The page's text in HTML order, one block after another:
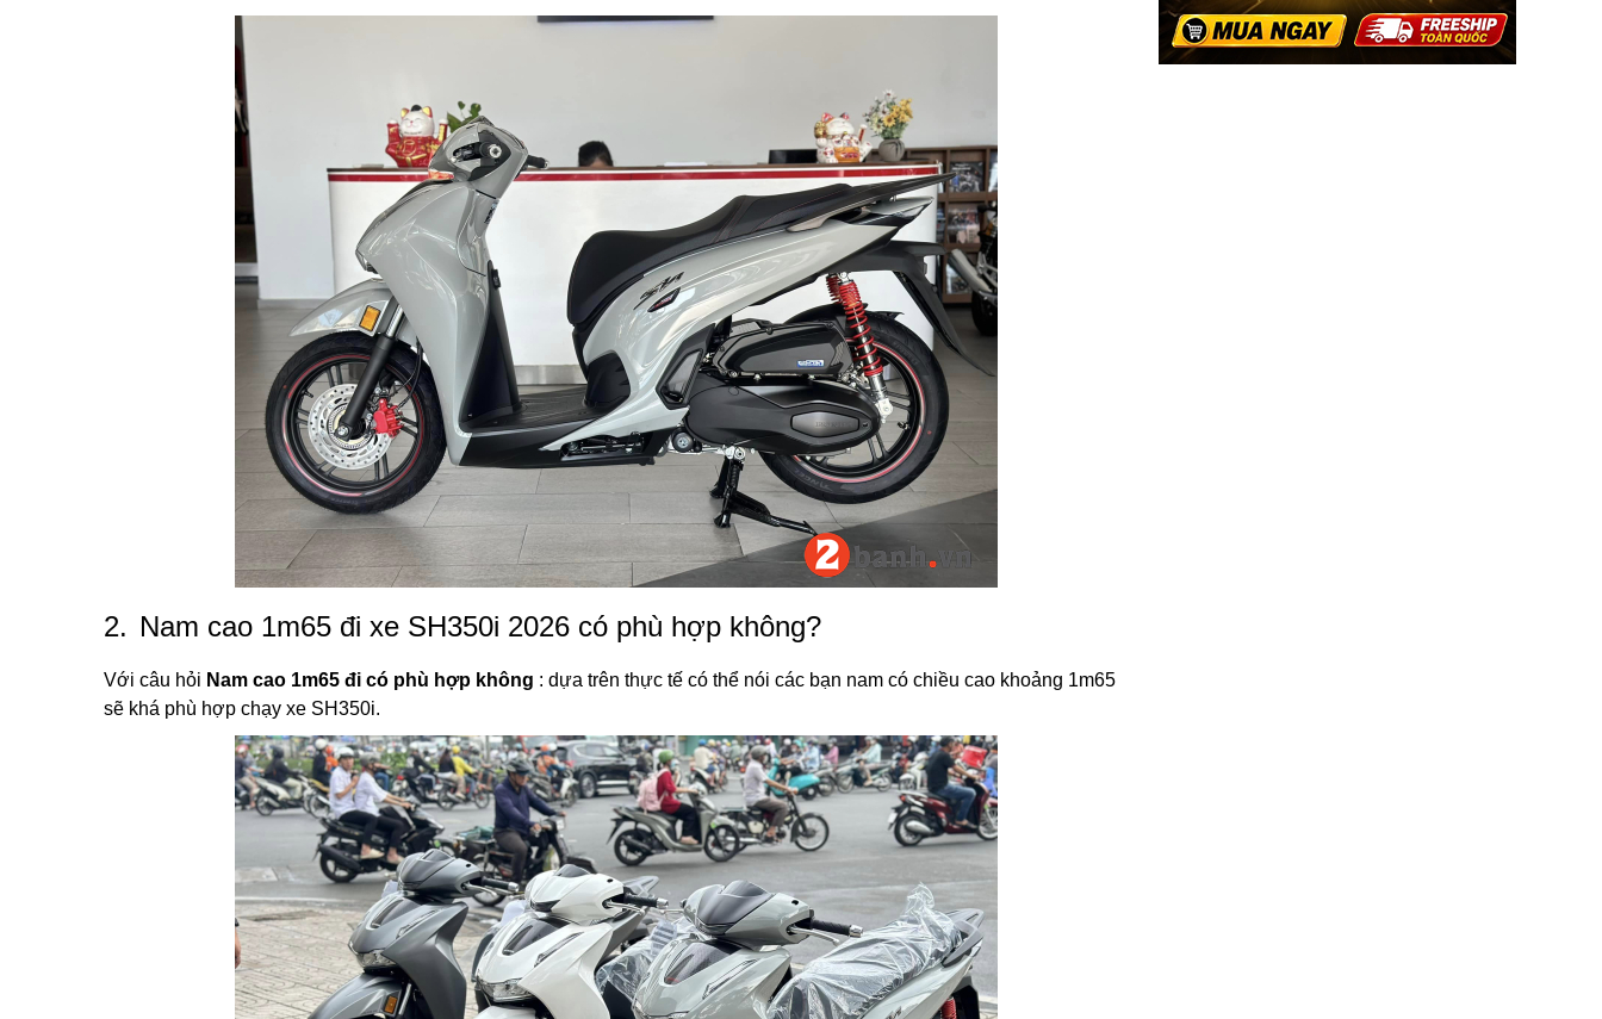
2. Nam cao 1m65 đi xe SH350i 2026 có phù hợp không?
Với câu hỏi Nam cao 1m65 đi có phù hợp không : dựa trên thực tế có thể nói các bạn nam có chiều cao khoảng 1m65
sẽ khá phù hợp chạy xe SH350i.